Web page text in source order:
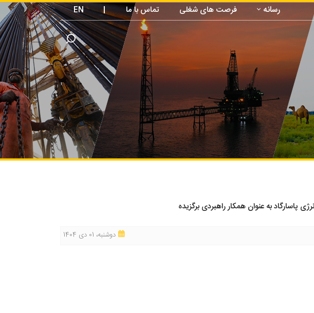
رسانه فرصت های شغلی تماس با ما |
EN
پاسارگاد به عنوان همکار راهبردی برگزیده
دوشنبه، 01 دی 1404